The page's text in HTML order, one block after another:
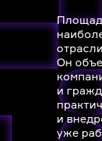
Он
и
и
уже